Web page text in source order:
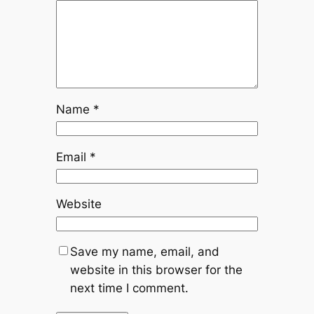
Name *
Email *
Website
Save my name, email, and
website in this browser for the
next time I comment.